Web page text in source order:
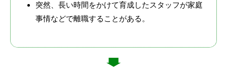
突然、長い時間をかけて育成したスタッフが家庭
事情などで離職することがある。